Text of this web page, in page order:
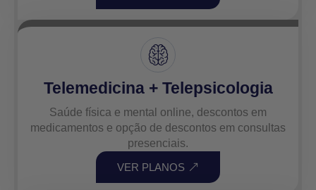
Telemedicina + Telepsicologia
Saúde física e mental online, descontos em
medicamentos e opção de descontos em consultas
presenciais.
VER PLANOS